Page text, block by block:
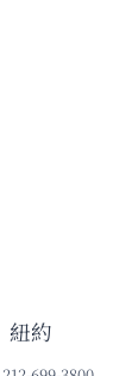
紐約